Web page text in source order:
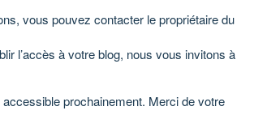
vous pouvez contacter le propriétaire du
l’accès à votre blog, nous vous invitons à
prochainement. Merci de votre